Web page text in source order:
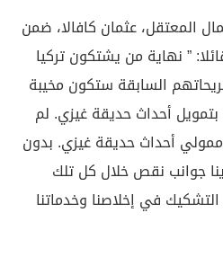
المعتقل، عثمان كافالا، ضمن
” نهاية من يشتكون تركيا
السابقة ستكون مخيبة
أحداث حديقة غيزي. لم
أحداث حديقة غيزي. بدون
جوانب نقص خلال كل تلك
في إخلاصنا وخدماتنا